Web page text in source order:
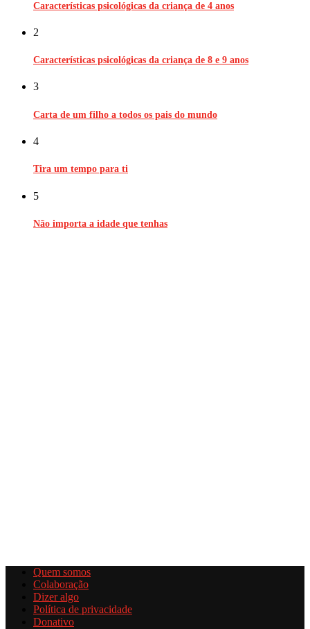
Características psicológicas da criança de 4 anos
2
Características psicológicas da criança de 8 e 9 anos
3
Carta de um filho a todos os pais do mundo
4
Tira um tempo para ti
5
Não importa a idade que tenhas
Quem somos
Colaboração
Dizer algo
Política de privacidade
Donativo